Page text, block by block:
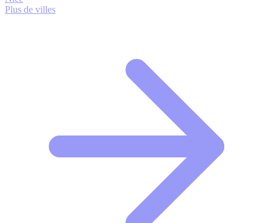
Plus de villes